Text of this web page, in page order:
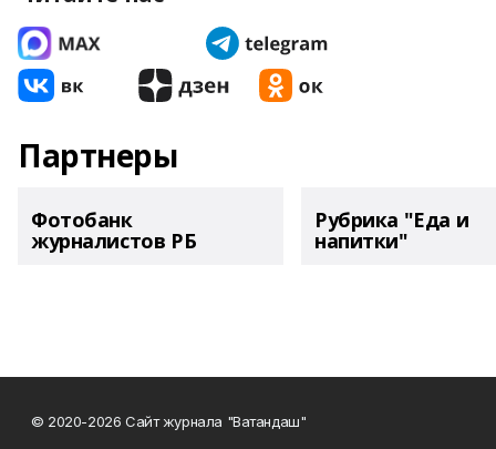
Партнеры
Фотобанк
журналистов РБ
Рубрика "Еда и
напитки"
© 2020-2026 Сайт журнала "Ватандаш"